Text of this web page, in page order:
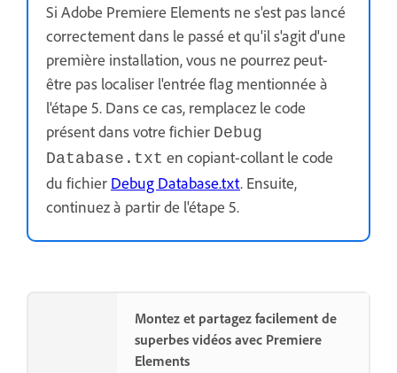
Si Adobe Premiere Elements ne s'est pas lancé
correctement dans le passé et qu'il s'agit d'une
première installation, vous ne pourrez peut-
être pas localiser l'entrée flag mentionnée à
l'étape 5. Dans ce cas, remplacez le code
présent dans votre fichier Debug
Database.txt en copiant-collant le code
du fichier Debug Database.txt. Ensuite,
continuez à partir de l'étape 5.
Montez et partagez facilement de
superbes vidéos avec Premiere
Elements